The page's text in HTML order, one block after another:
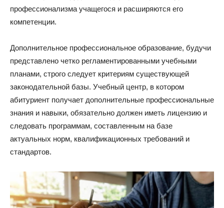
профессионализма учащегося и расширяются его
компетенции.
Дополнительное профессиональное образование, будучи
представлено четко регламентированными учебными
планами, строго следует критериям существующей
законодательной базы. Учебный центр, в котором
абитуриент получает дополнительные профессиональные
знания и навыки, обязательно должен иметь лицензию и
следовать программам, составленным на базе
актуальных норм, квалификационных требований и
стандартов.